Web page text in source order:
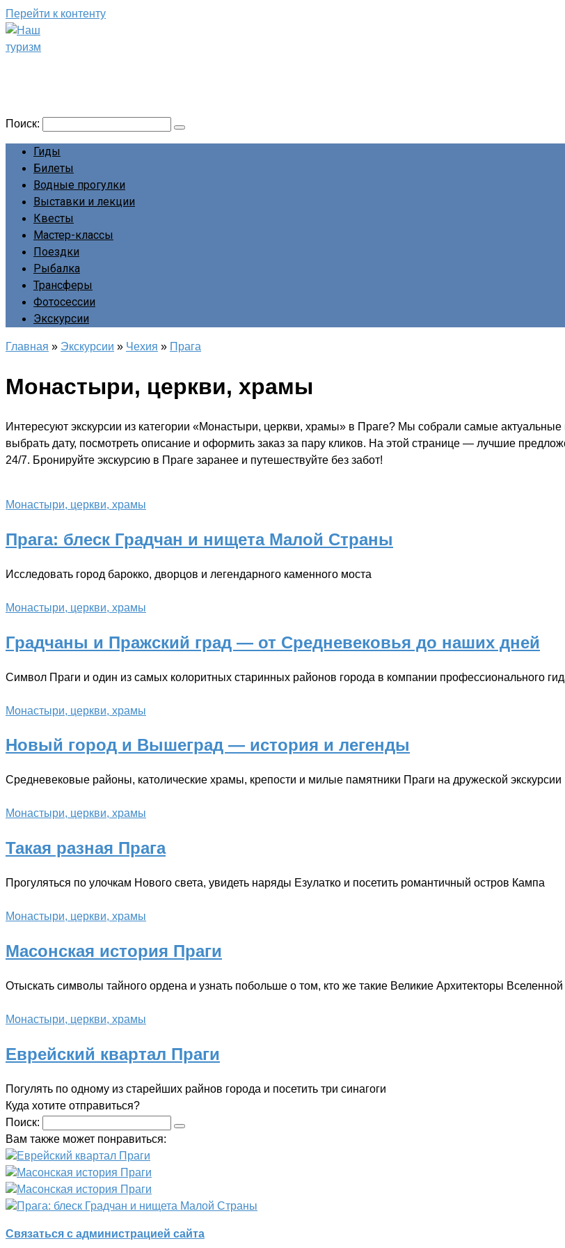
Перейти к контенту
Поиск:
Гиды
Билеты
Водные прогулки
Выставки и лекции
Квесты
Мастер-классы
Поездки
Рыбалка
Трансферы
Фотосессии
Экскурсии
Главная » Экскурсии » Чехия » Прага
Монастыри, церкви, храмы
Интересуют экскурсии из категории «Монастыри, церкви, храмы» в Праге? Мы собрали самые
выбрать дату, посмотреть описание и оформить заказ за пару кликов. На этой странице — лучшие
24/7. Бронируйте экскурсию в Праге заранее и путешествуйте без забот!
Монастыри, церкви, храмы
Прага: блеск Градчан и нищета Малой Страны
Исследовать город барокко, дворцов и легендарного каменного моста
Монастыри, церкви, храмы
Градчаны и Пражский град — от Средневековья до наших дней
Символ Праги и один из самых колоритных старинных районов города в компании профессионального
Монастыри, церкви, храмы
Новый город и Вышеград — история и легенды
Средневековые районы, католические храмы, крепости и милые памятники Праги на дружеской экскурсии
Монастыри, церкви, храмы
Такая разная Прага
Прогуляться по улочкам Нового света, увидеть наряды Езулатко и посетить романтичный остров Кампа
Монастыри, церкви, храмы
Масонская история Праги
Отыскать символы тайного ордена и узнать побольше о том, кто же такие Великие Архитекторы Вселенной
Монастыри, церкви, храмы
Еврейский квартал Праги
Погулять по одному из старейших райнов города и посетить три синагоги
Куда хотите отправиться?
Поиск:
Вам также может понравиться:
Еврейский квартал Праги
Масонская история Праги
Масонская история Праги
Прага: блеск Градчан и нищета Малой Страны
Связаться с администрацией сайта